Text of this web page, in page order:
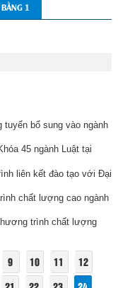
1
bổ sung vào ngành
45 ngành Luật tại
liên kết đào tạo với Đại
chất lượng cao ngành
trình chất lượng
9 10 11
12